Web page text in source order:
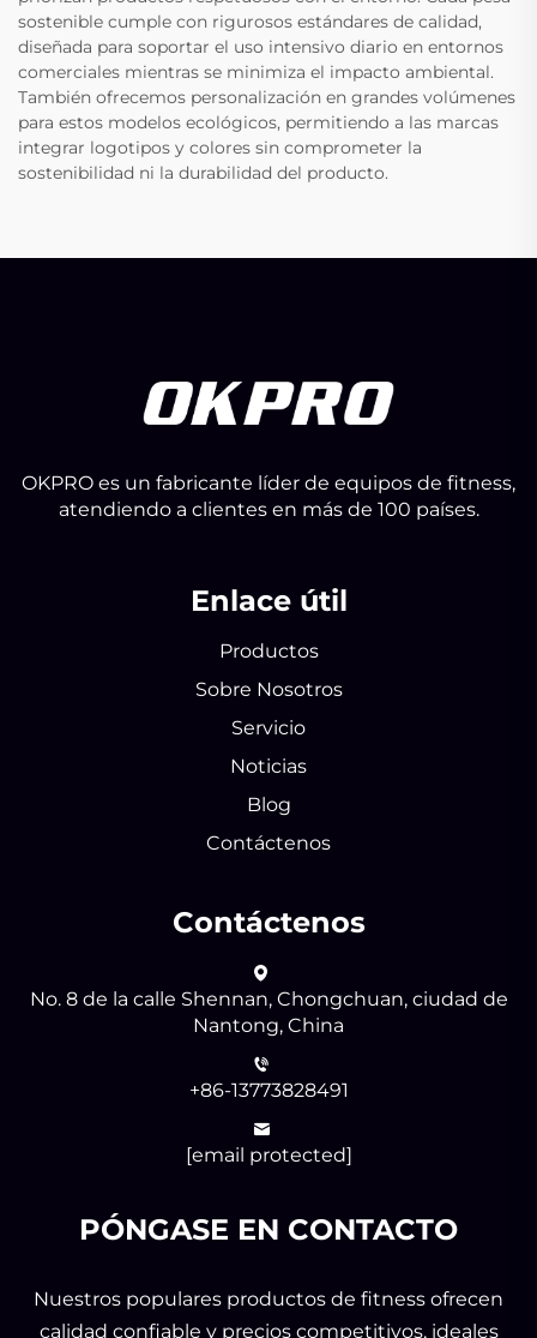
sostenible cumple con rigurosos estándares de calidad,
diseñada para soportar el uso intensivo diario en entornos
comerciales mientras se minimiza el impacto ambiental.
También ofrecemos personalización en grandes volúmenes
para estos modelos ecológicos, permitiendo a las marcas
integrar logotipos y colores sin comprometer la
sostenibilidad ni la durabilidad del producto.
OKPRO es un fabricante líder de equipos de fitness,
atendiendo a clientes en más de 100 países.
Enlace útil
Productos
Sobre Nosotros
Servicio
Noticias
Blog
Contáctenos
Contáctenos
No. 8 de la calle Shennan, Chongchuan, ciudad de
Nantong, China
+86-13773828491
[email protected]
PÓNGASE EN CONTACTO
Nuestros populares productos de fitness ofrecen
calidad confiable y precios competitivos, ideales